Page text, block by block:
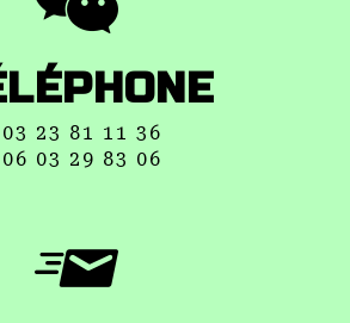
03 23 81 11 36
06 03 29 83 06